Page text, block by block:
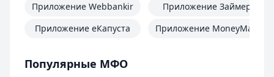
Приложение Webbankir
Приложение еКапуста
Приложение Займер
Приложение MoneyMan
Популярные МФО